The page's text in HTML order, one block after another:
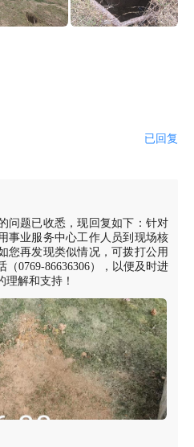
已回复
问题已收悉，现回复如下：针对
事业服务中心工作人员到现场核
您再发现类似情况，可拨打公用
0769-86636306），以便及时进
解和支持！